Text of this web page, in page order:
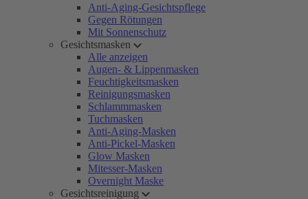
Anti-Aging-Gesichtspflege
Gegen Rötungen
Mit Sonnenschutz
Gesichtsmasken
Alle anzeigen
Augen- & Lippenmasken
Feuchtigkeitsmasken
Reinigungsmasken
Schlammmasken
Tuchmasken
Anti-Aging-Masken
Anti-Pickel-Masken
Glow Masken
Mitesser-Masken
Overnight Maske
Gesichtsreinigung